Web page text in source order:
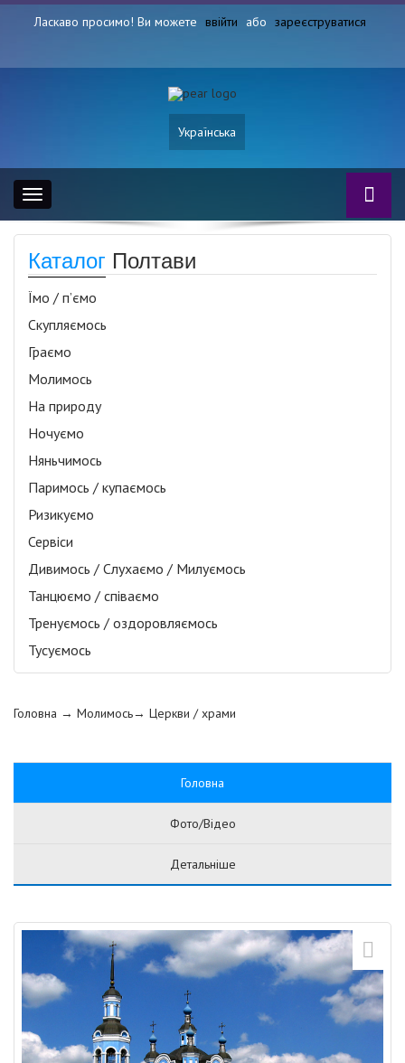
Ласкаво просимо! Ви можете ввійти або зареєструватися
Українська
Toggle
navigation
Каталог Полтави
Їмо / п’ємо
Скупляємось
Граємо
Молимось
На природу
Ночуємо
Няньчимось
Паримось / купаємось
Ризикуємо
Сервіси
Дивимось / Слухаємо / Милуємось
Танцюємо / співаємо
Тренуємось / оздоровляємось
Тусуємось
Головна → Молимось→ Церкви / храми
Головна
Фото/Відео
Детальніше